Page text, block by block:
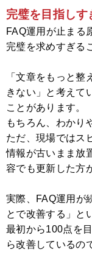
完璧を目指しす
FAQ運用が止まる
完璧を求めすぎる
「文章をもっと
きない」と考えて
ことがあります。
もちろん、わかり
ただ、現場ではス
情報が古いまま放
容でも更新した方
実際、FAQ運用が
とで改善する」と
最初から100点を
ら改善しているの